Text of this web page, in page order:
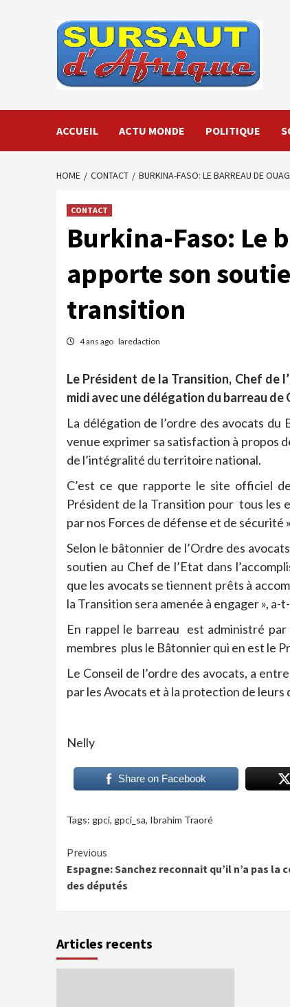
ACCUEIL ACTU MONDE POLITIQUE
HOME CONTACT BURKINA-FASO: LE BARREAU DE
CONTACT
Burkina-Faso: Le
apporte son
transition
4 ans ago laredaction
Le Président de la Transition, Chef de
midi avec une délégation du barreau de
La délégation de l’ordre des avocats
venue exprimer sa satisfaction à propos
de l’intégralité du territoire national.
C’est ce que rapporte le site officiel
Président de la Transition pour tous les
par nos Forces de défense et de sécurité
Selon le bâtonnier de l’Ordre des
soutien au Chef de l’Etat dans
que les avocats se tiennent prêts à
la Transition sera amenée à engager », a-
En rappel le barreau est administré
membres plus le Bâtonnier qui en est le
Le Conseil de l’ordre des avocats, a
par les Avocats et à la protection de leurs
Nelly
Share on Facebook
Tags: gpci, gpci_sa, Ibrahim Traoré
Continue
Reading
Previous
Espagne: Sanchez reconnait qu’il n’a pas la
des députés
Articles recents